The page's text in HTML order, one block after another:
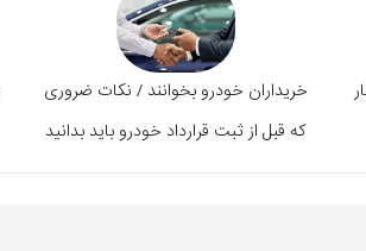
خریداران خودرو بخوانند / نکات ضروری
که قبل از ثبت قرارداد خودرو باید بدانید